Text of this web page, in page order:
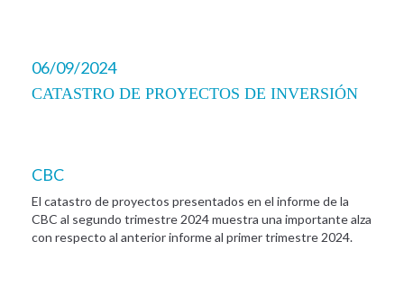
06/09/2024
CATASTRO DE PROYECTOS DE INVERSIÓN
CBC
El catastro de proyectos presentados en el informe de la
CBC al segundo trimestre 2024 muestra una importante alza
con respecto al anterior informe al primer trimestre 2024.